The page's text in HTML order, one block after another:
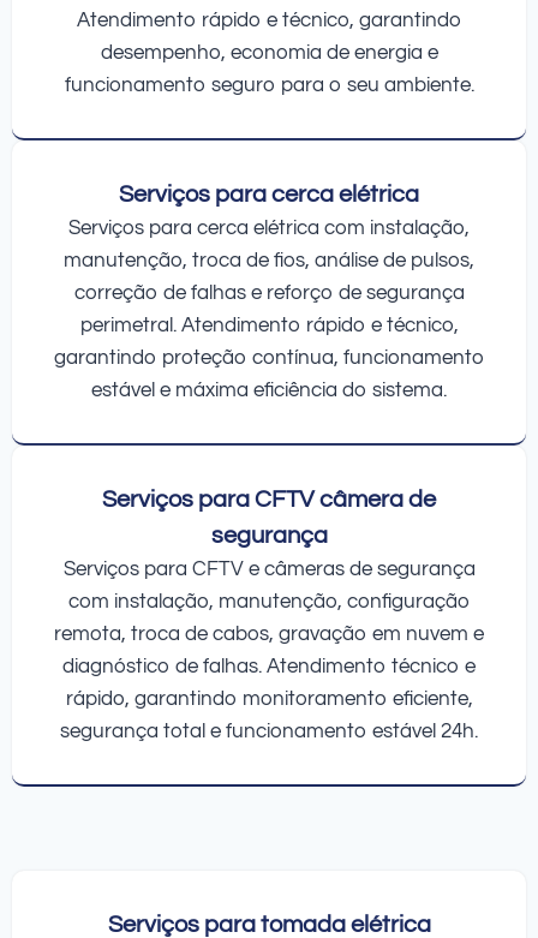
Atendimento rápido e técnico, garantindo
desempenho, economia de energia e
funcionamento seguro para o seu ambiente.
Serviços para cerca elétrica
Serviços para cerca elétrica com instalação,
manutenção, troca de fios, análise de pulsos,
correção de falhas e reforço de segurança
perimetral. Atendimento rápido e técnico,
garantindo proteção contínua, funcionamento
estável e máxima eficiência do sistema.
Serviços para CFTV câmera de
segurança
Serviços para CFTV e câmeras de segurança
com instalação, manutenção, configuração
remota, troca de cabos, gravação em nuvem e
diagnóstico de falhas. Atendimento técnico e
rápido, garantindo monitoramento eficiente,
segurança total e funcionamento estável 24h.
Serviços para tomada elétrica